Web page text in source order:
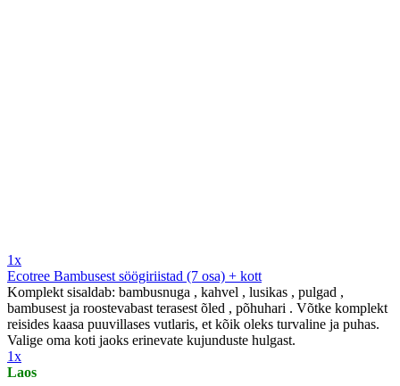
1x
Ecotree Bambusest söögiriistad (7 osa) + kott
Komplekt sisaldab: bambusnuga , kahvel , lusikas , pulgad ,
bambusest ja roostevabast terasest õled , põhuhari . Võtke komplekt
reisides kaasa puuvillases vutlaris, et kõik oleks turvaline ja puhas.
Valige oma koti jaoks erinevate kujunduste hulgast.
1x
Laos